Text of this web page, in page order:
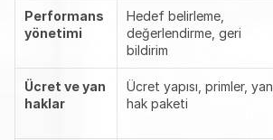
Performans
yönetimi
Hedef belirleme,
değerlendirme, geri
bildirim
Ücret ve yan
haklar
Ücret yapısı, primler, yan
hak paketi